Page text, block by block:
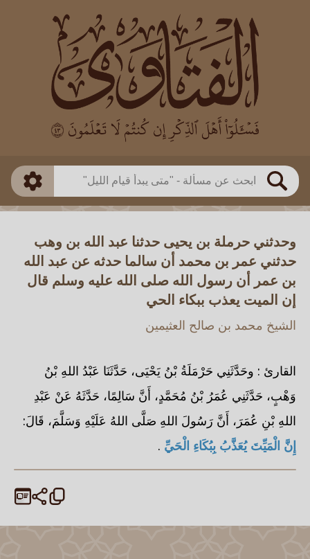
بحث
العالم
بن باز
بن العثيمين
اللجنة الدائمة
طريقة البحث
ذكي
وحدثني حرملة بن يحيى حدثنا عبد الله بن وهب
حدثني عمر بن محمد أن سالما حدثه عن عبد الله
بن عمر أن رسول الله صلى الله عليه وسلم قال
إن الميت يعذب ببكاء الحي
الشيخ محمد بن صالح العثيمين
القارئ : وحَدَّثَنِي حَرْمَلَةُ بْنُ يَحْيَى، حَدَّثَنَا عَبْدُ اللهِ بْنُ
وَهْبٍ، حَدَّثَنِي عُمَرُ بْنُ مُحَمَّدٍ، أَنَّ سَالِمًا، حَدَّثَهُ عَنْ عَبْدِ
اللهِ بْنِ عُمَرَ، أَنَّ رَسُولَ اللهِ صَلَّى اللهُ عَلَيْهِ وَسَلَّمَ، قَالَ:
إِنَّ الْمَيِّتَ يُعَذَّبُ بِبُكَاءِ الْحَيِّ .